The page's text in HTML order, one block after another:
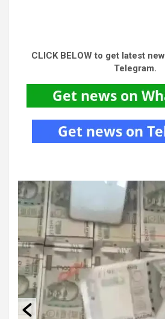
CLICK BELOW to get latest
Telegram.